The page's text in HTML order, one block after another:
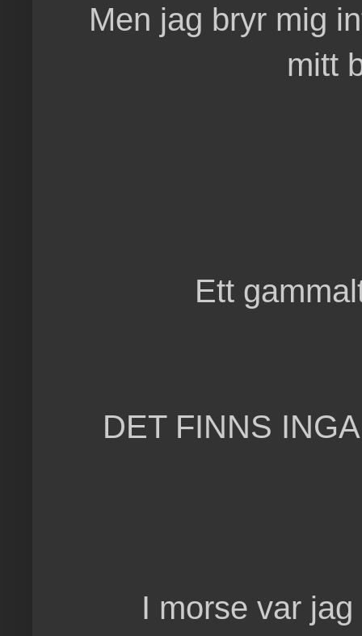
Men jag bryr mig
mitt
Ett
DET FINNS
I morse var